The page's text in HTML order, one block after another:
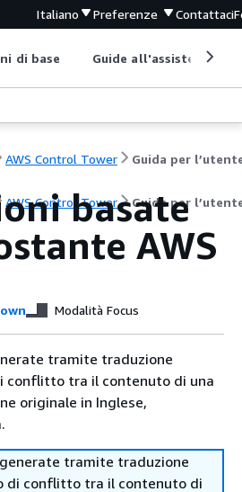
Italiano Preferenze Contattaci
di base Guide all'assistenza
AWS Control Tower Guida per
AWS Control Tower Guida per
basate
AWS
Modalità Focus
tramite traduzione
conflitto tra il contenuto di una
originale in Inglese,
tramite traduzione
di conflitto tra il contenuto di